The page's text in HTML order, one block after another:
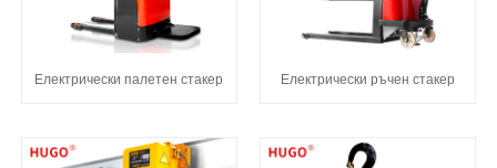
Електрически палетен стакер Електрически ръчен стакер